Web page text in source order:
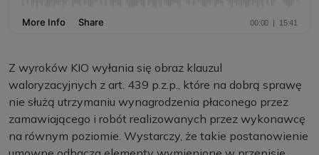
Z wyroków KIO wyłania się obraz klauzul
waloryzacyjnych z art. 439 p.z.p., które na dobrą sprawę
nie służą utrzymaniu wynagrodzenia płaconego przez
zamawiającego i robót realizowanych przez wykonawcę
na równym poziomie. Wystarczy, że takie postanowienie